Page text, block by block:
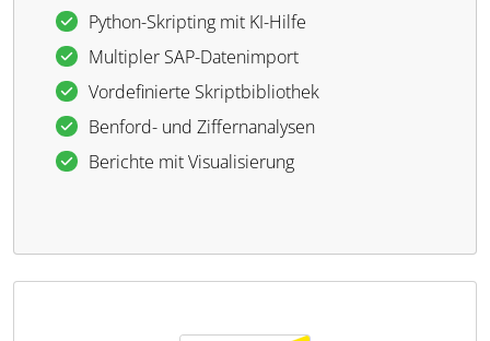
Python-Skripting mit KI-Hilfe
Multipler SAP-Datenimport
Vordefinierte Skriptbibliothek
Benford- und Ziffernanalysen
Berichte mit Visualisierung